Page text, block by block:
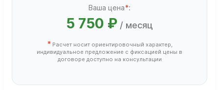
Ваша цена*:
5 750 ₽ / месяц
* Расчет носит ориентировочный характер,
индивидуальное предложение с фиксацией цены в
договоре доступно на консультации